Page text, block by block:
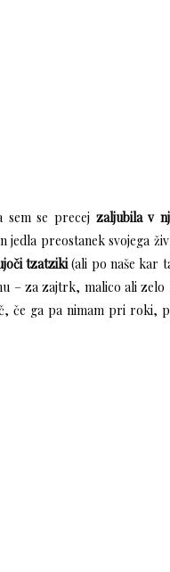
se precej zaljubila v
preostanek svojega
tzatziki(ali po naše kar
– za zajtrk, malico ali zelo
če ga pa nimam pri roki,